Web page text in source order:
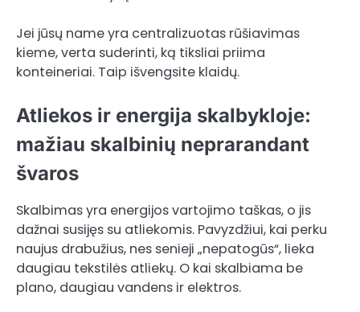
Jei jūsų name yra centralizuotas rūšiavimas
kieme, verta suderinti, ką tiksliai priima
konteineriai. Taip išvengsite klaidų.
Atliekos ir energija skalbykloje:
mažiau skalbinių neprarandant
švaros
Skalbimas yra energijos vartojimo taškas, o jis
dažnai susijęs su atliekomis. Pavyzdžiui, kai perku
naujus drabužius, nes senieji „nepatogūs“, lieka
daugiau tekstilės atliekų. O kai skalbiama be
plano, daugiau vandens ir elektros.